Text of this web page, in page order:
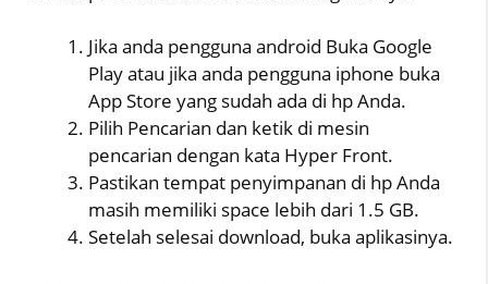
Jika anda pengguna android Buka Google
Play atau jika anda pengguna iphone buka
App Store yang sudah ada di hp Anda.
Pilih Pencarian dan ketik di mesin
pencarian dengan kata Hyper Front.
Pastikan tempat penyimpanan di hp Anda
masih memiliki space lebih dari 1.5 GB.
Setelah selesai download, buka aplikasinya.